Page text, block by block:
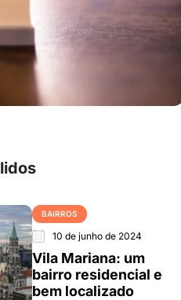
BAIRROS
10 de junho de 2024
Vila Mariana: um
bairro residencial e
bem localizado